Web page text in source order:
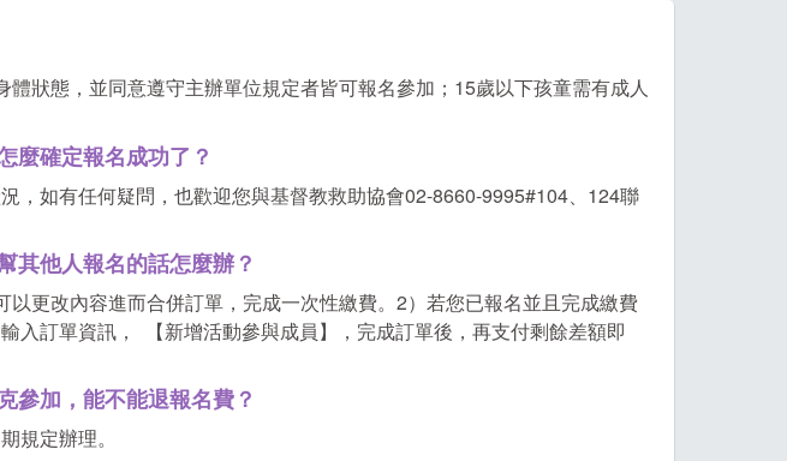
狀態，並同意遵守主辦單位規定者皆可報名參加；15歲以下孩童需有成人
麼確定報名成功了？
，如有任何疑問，也歡迎您與基督教救助協會02-8660-9995#104、124聯
其他人報名的話怎麼辦？
以更改內容進而合併訂單，完成一次性繳費。2）若您已報名並且完成繳費
入訂單資訊， 【新增活動參與成員】，完成訂單後，再支付剩餘差額即
參加，能不能退報名費？
規定辦理。